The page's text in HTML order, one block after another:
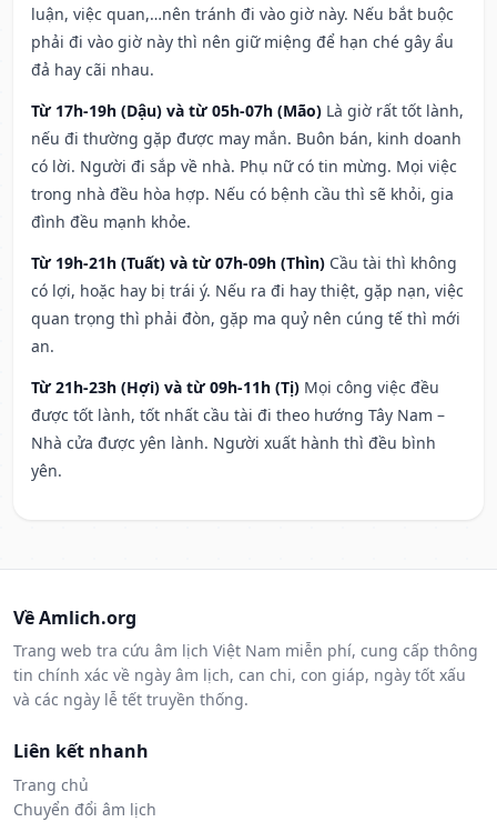
luận, việc quan,…nên tránh đi vào giờ này. Nếu bắt buộc
phải đi vào giờ này thì nên giữ miệng để hạn ché gây ẩu
đả hay cãi nhau.
Từ 17h-19h (Dậu) và từ 05h-07h (Mão) Là giờ rất tốt lành,
nếu đi thường gặp được may mắn. Buôn bán, kinh doanh
có lời. Người đi sắp về nhà. Phụ nữ có tin mừng. Mọi việc
trong nhà đều hòa hợp. Nếu có bệnh cầu thì sẽ khỏi, gia
đình đều mạnh khỏe.
Từ 19h-21h (Tuất) và từ 07h-09h (Thìn) Cầu tài thì không
có lợi, hoặc hay bị trái ý. Nếu ra đi hay thiệt, gặp nạn, việc
quan trọng thì phải đòn, gặp ma quỷ nên cúng tế thì mới
an.
Từ 21h-23h (Hợi) và từ 09h-11h (Tị) Mọi công việc đều
được tốt lành, tốt nhất cầu tài đi theo hướng Tây Nam –
Nhà cửa được yên lành. Người xuất hành thì đều bình
yên.
Về Amlich.org
Trang web tra cứu âm lịch Việt Nam miễn phí, cung cấp thông
tin chính xác về ngày âm lịch, can chi, con giáp, ngày tốt xấu
và các ngày lễ tết truyền thống.
Liên kết nhanh
Trang chủ
Chuyển đổi âm lịch